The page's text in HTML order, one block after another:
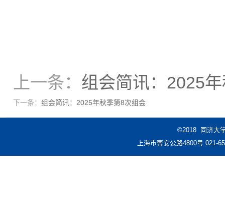
上一条： 组会简讯：2025
下一条： 组会简讯：2025年秋季第8次组会
©2018 同济大
上海市曹安公路4800号 021-